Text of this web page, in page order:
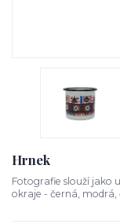
Hrnek
Fotografie slouží jako
okraje - černá, modrá,